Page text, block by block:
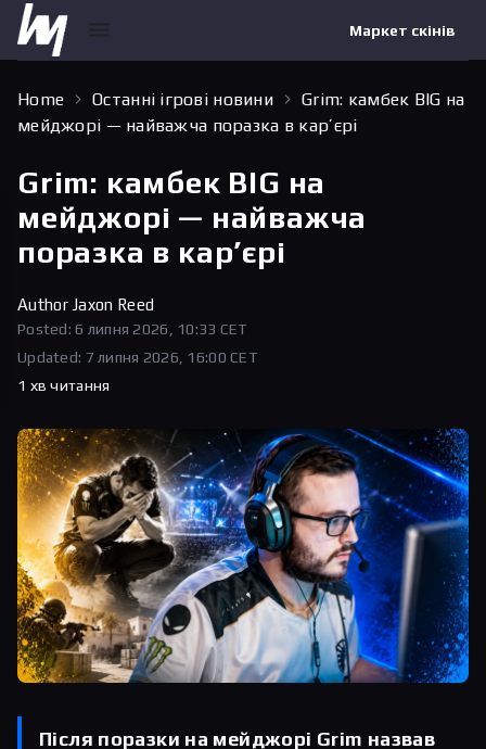
Маркет скінів
Home Останні ігрові новини
Grim: камбек BIG на
мейджорі — найважча поразка в кар’єрі
Grim: камбек BIG на
мейджорі — найважча
поразка в кар’єрі
Author Jaxon Reed
Posted: 6 липня 2026, 10:33 CET
Updated: 7 липня 2026, 16:00 CET
1 хв читання
Після поразки на мейджорі Grim назвав